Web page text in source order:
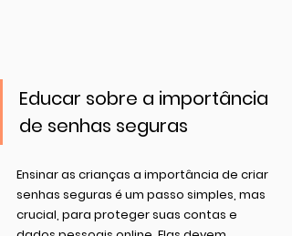
Educar sobre a importância
de senhas seguras
Ensinar as crianças a importância de criar
senhas seguras é um passo simples, mas
crucial, para proteger suas contas e